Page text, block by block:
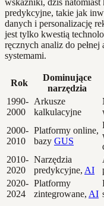
predykcyjne, takie jak
danych i personalizację
jest tylko kwestią
ręcznych analiz do
systemami.
Rok
Dominujące
narzędzia
1990-
2000
Arkusze
kalkulacyjne
2000-
2010
Platformy online,
bazy GUS
2010-
2020
Narzędzia
predykcyjne, AI
2020-
2024
Platformy
zintegrowane, AI